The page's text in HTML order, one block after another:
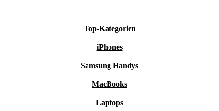
Top-Kategorien
iPhones
Samsung Handys
MacBooks
Laptops